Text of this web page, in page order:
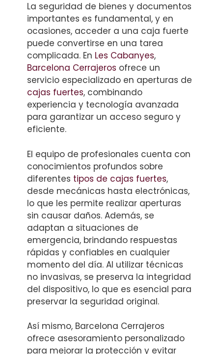
La seguridad de bienes y documentos
importantes es fundamental, y en
ocasiones, acceder a una caja fuerte
puede convertirse en una tarea
complicada. En Les Cabanyes,
Barcelona Cerrajeros ofrece un
servicio especializado en aperturas de
cajas fuertes, combinando
experiencia y tecnología avanzada
para garantizar un acceso seguro y
eficiente.
El equipo de profesionales cuenta con
conocimientos profundos sobre
diferentes tipos de cajas fuertes,
desde mecánicas hasta electrónicas,
lo que les permite realizar aperturas
sin causar daños. Además, se
adaptan a situaciones de
emergencia, brindando respuestas
rápidas y confiables en cualquier
momento del día. Al utilizar técnicas
no invasivas, se preserva la integridad
del dispositivo, lo que es esencial para
preservar la seguridad original.
Así mismo, Barcelona Cerrajeros
ofrece asesoramiento personalizado
para mejorar la protección y evitar